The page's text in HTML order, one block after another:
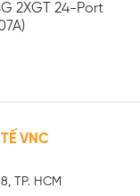
2XGT 24-Port
VNC
TP. HCM